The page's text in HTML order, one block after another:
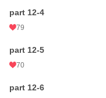
part 12-4
79
part 12-5
70
part 12-6